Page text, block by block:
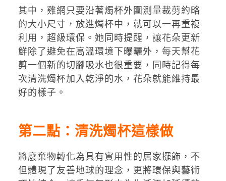
其中，雞網只要沿著燭杯外圍測量裁剪約略
的大小尺寸，放進燭杯中，就可以一再重複
利用，超級環保。她同時提醒，讓花朵更新
鮮除了避免在高溫環境下曝曬外，每天幫花
剪一個新的切腳吸水也很重要，同時記得每
次清洗燭杯加入乾淨的水，花朵就能維持最
好的樣子。
第二點：清洗燭杯這樣做
將廢棄物轉化為具有實用性的居家擺飾，不
但體現了友善地球的理念，更將環保與藝術